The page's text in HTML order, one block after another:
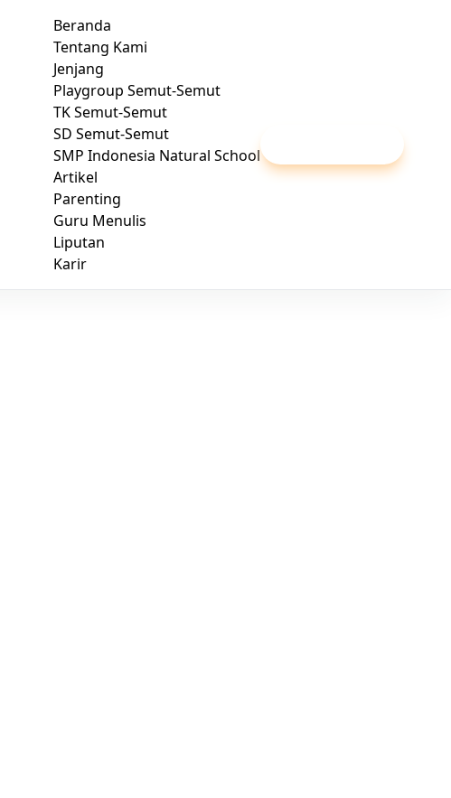
Beranda
Tentang Kami
Jenjang
Playgroup Semut-Semut
TK Semut-Semut
SD Semut-Semut
SMP Indonesia Natural School
Artikel
Parenting
Guru Menulis
Liputan
Karir